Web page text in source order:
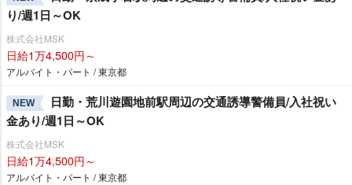
り/週1日～OK
株式会社MSK
日給1万4,500円～
アルバイト・パート / 東京都
NEW
日勤・荒川遊園地前駅周辺の交通誘導警備員/入社祝い
金あり/週1日～OK
株式会社MSK
日給1万4,500円～
アルバイト・パート / 東京都